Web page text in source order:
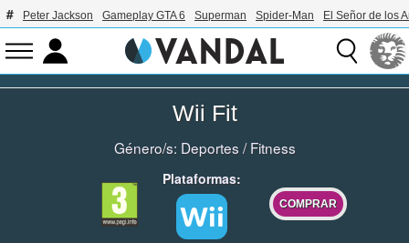
Peter Jackson Gameplay GTA 6 Superman Spider-Man El Señor de los
Wii Fit
Género/s: Deportes/Fitness
Plataformas:
COMPRAR